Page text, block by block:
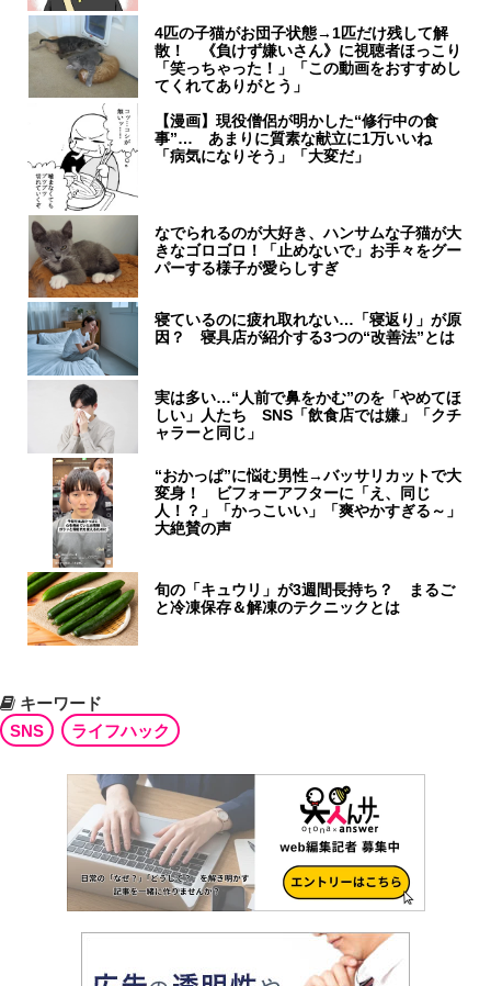
4匹の子猫がお団子状態→1匹だけ残して解
散！ 《負けず嫌いさん》に視聴者ほっこり
「笑っちゃった！」「この動画をおすすめし
てくれてありがとう」
【漫画】現役僧侶が明かした“修行中の食
事”… あまりに質素な献立に1万いいね
「病気になりそう」「大変だ」
なでられるのが大好き、ハンサムな子猫が大
きなゴロゴロ！「止めないで」お手々をグー
パーする様子が愛らしすぎ
寝ているのに疲れ取れない…「寝返り」が原
因？ 寝具店が紹介する3つの“改善法”とは
実は多い…“人前で鼻をかむ”のを「やめてほ
しい」人たち SNS「飲食店では嫌」「クチ
ャラーと同じ」
“おかっぱ”に悩む男性→バッサリカットで大
変身！ ビフォーアフターに「え、同じ
人！？」「かっこいい」「爽やかすぎる～」
大絶賛の声
旬の「キュウリ」が3週間長持ち？ まるご
と冷凍保存＆解凍のテクニックとは
キーワード
SNS
ライフハック